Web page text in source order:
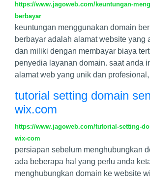
https://www.jagoweb.com/keuntungan-
berbayar
keuntungan menggunakan domain
berbayar adalah alamat website yang
dan miliki dengan membayar biaya
penyedia layanan domain. saat anda
alamat web yang unik dan profesional,
tutorial setting domain
wix.com
https://www.jagoweb.com/tutorial-setting-
wix-com
persiapan sebelum menghubungkan
ada beberapa hal yang perlu anda
menghubungkan domain ke website